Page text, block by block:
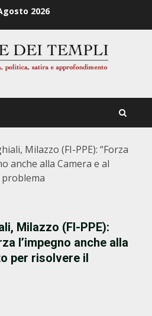
2026
Milazzo (FI-PPE): “Forza
anche alla Camera e al
Milazzo (FI-PPE):
l’impegno anche alla
per risolvere il